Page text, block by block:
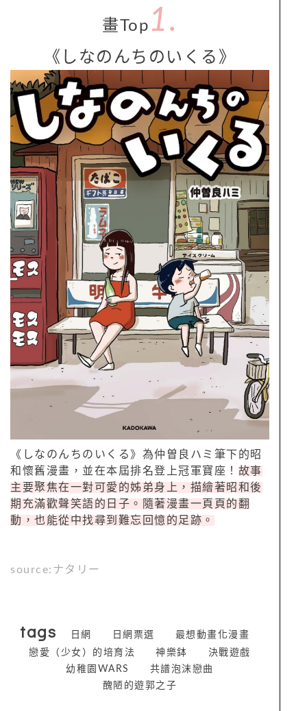
畫Top 1.
《しなのんちのいくる》
《しなのんちのいくる》為仲曽良ハミ筆下的昭
和懷舊漫畫，並在本屆排名登上冠軍寶座！ 故事
主要聚焦在一對可愛的姊弟身上，描繪著昭和後
期充滿歡聲笑語的日子。隨著漫畫一頁頁的翻
動，也能從中找尋到難忘回憶的足跡。
source:ナタリー
tags 日網 日網票選
最想動畫化漫畫
戀愛（少女）的培育法
神樂鉢
決戰遊戲
幼稚園WARS
共譜泡沫戀曲
醜陋的遊郭之子